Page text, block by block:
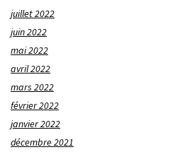
juillet 2022
juin 2022
mai 2022
avril 2022
mars 2022
février 2022
janvier 2022
décembre 2021